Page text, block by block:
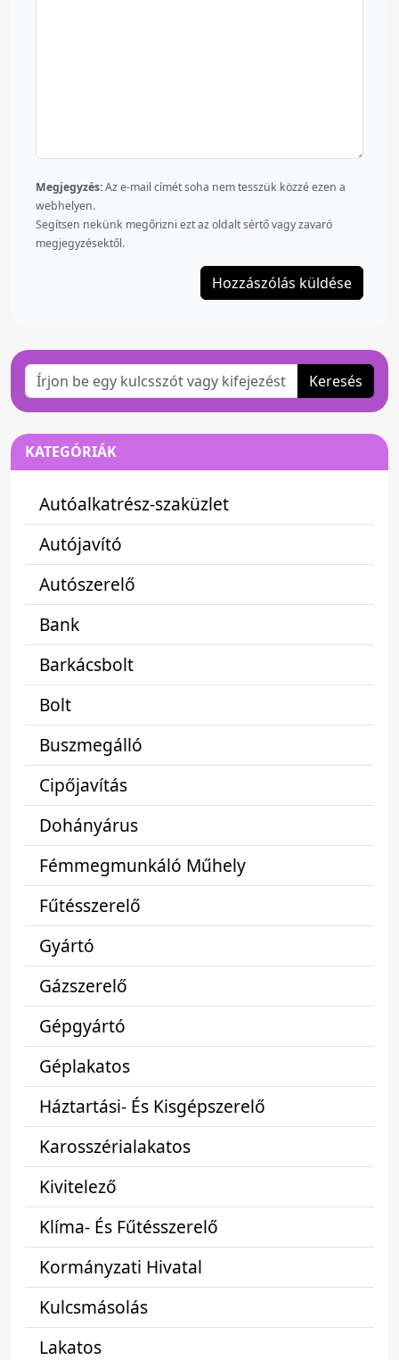
Megjegyzés:Az e-mail címét soha nem tesszük közzé ezen a
webhelyen.
Segítsen nekünk megőrizni ezt az oldalt sértő vagy zavaró
megjegyzésektől.
Keresés
KATEGÓRIÁK
Autóalkatrész-szaküzlet
Autójavító
Autószerelő
Bank
Barkácsbolt
Bolt
Buszmegálló
Cipőjavítás
Dohányárus
Fémmegmunkáló Műhely
Fűtésszerelő
Gyártó
Gázszerelő
Gépgyártó
Géplakatos
Háztartási- És Kisgépszerelő
Karosszérialakatos
Kivitelező
Klíma- És Fűtésszerelő
Kormányzati Hivatal
Kulcsmásolás
Lakatos